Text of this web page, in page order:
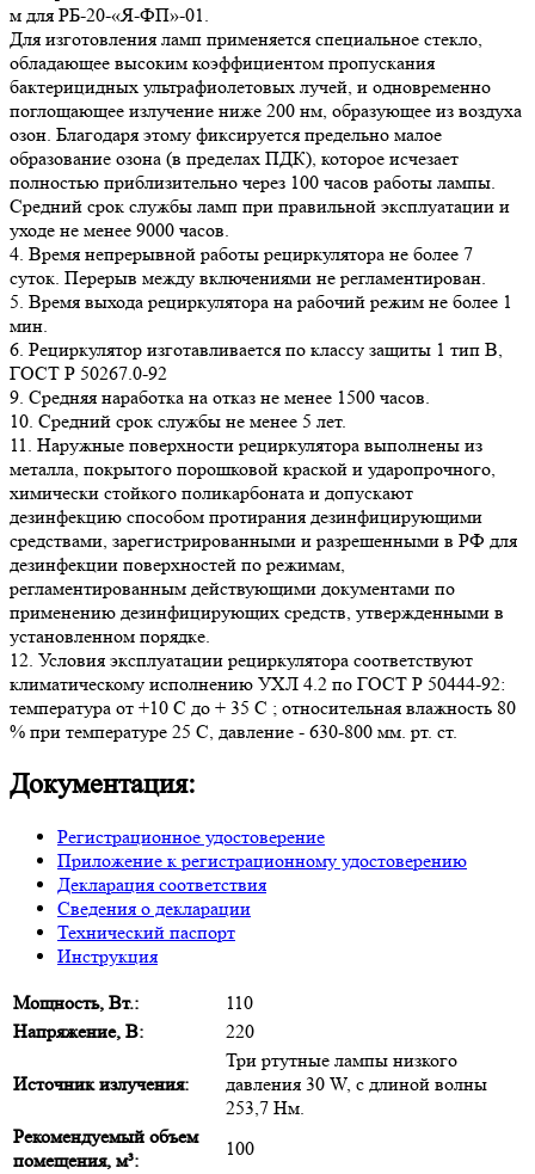
м для РБ-20-«Я-ФП»-01.
Для изготовления ламп применяется специальное стекло,
обладающее высоким коэффициентом пропускания
бактерицидных ультрафиолетовых лучей, и одновременно
поглощающее излучение ниже 200 нм, образующее из воздуха
озон. Благодаря этому фиксируется предельно малое
образование озона (в пределах ПДК), которое исчезает
полностью приблизительно через 100 часов работы лампы.
Средний срок службы ламп при правильной эксплуатации и
уходе не менее 9000 часов.
4. Время непрерывной работы рециркулятора не более 7
суток. Перерыв между включениями не регламентирован.
5. Время выхода рециркулятора на рабочий режим не более 1
мин.
6. Рециркулятор изготавливается по классу защиты 1 тип В,
ГОСТ Р 50267.0-92
9. Средняя наработка на отказ не менее 1500 часов.
10. Средний срок службы не менее 5 лет.
11. Наружные поверхности рециркулятора выполнены из
металла, покрытого порошковой краской и ударопрочного,
химически стойкого поликарбоната и допускают
дезинфекцию способом протирания дезинфицирующими
средствами, зарегистрированными и разрешенными в РФ для
дезинфекции поверхностей по режимам,
регламентированным действующими документами по
применению дезинфицирующих средств, утвержденными в
установленном порядке.
12. Условия эксплуатации рециркулятора соответствуют
климатическому исполнению УХЛ 4.2 по ГОСТ Р 50444-92:
температура от +10 С до + 35 C ; относительная влажность 80
% при температуре 25 С, давление - 630-800 мм. рт. ст.
Документация:
Регистрационное удостоверение
Приложение к регистрационному удостоверению
Декларация соответствия
Сведения о декларации
Технический паспорт
Инструкция
Мощность, Вт.:
110
Напряжение, В:
220
Источник излучения:
Три ртутные лампы низкого
давления 30 W, с длиной волны
253,7 Нм.
Рекомендуемый объем
помещения, м³:
100